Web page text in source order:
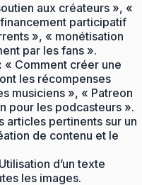
aux créateurs », «
participatif
», « monétisation
par les fans ».
« Comment créer une
les récompenses
musiciens », « Patreon
pour les podcasteurs ».
articles pertinents sur un
de contenu et le
Utilisation d’un texte
les images.